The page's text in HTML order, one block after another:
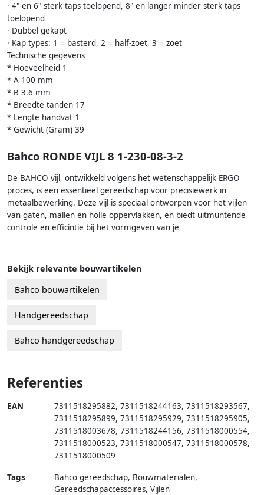
· 4" en 6" sterk taps toelopend, 8" en langer minder sterk taps
toelopend
· Dubbel gekapt
· Kap types: 1 = basterd, 2 = half-zoet, 3 = zoet
Technische gegevens
* Hoeveelheid 1
* A 100 mm
* B 3.6 mm
* Breedte tanden 17
* Lengte handvat 1
* Gewicht (Gram) 39
Bahco RONDE VIJL 8 1-230-08-3-2
De BAHCO vijl, ontwikkeld volgens het wetenschappelijk ERGO
proces, is een essentieel gereedschap voor precisiewerk in
metaalbewerking. Deze vijl is speciaal ontworpen voor het vijlen
van gaten, mallen en holle oppervlakken, en biedt uitmuntende
controle en efficintie bij het vormgeven van je
Bekijk relevante bouwartikelen
Bahco bouwartikelen
Handgereedschap
Bahco handgereedschap
Referenties
EAN 7311518295882, 7311518244163, 7311518293567,
7311518295899, 7311518295929, 7311518295905,
7311518003678, 7311518244156, 7311518000554,
7311518000523, 7311518000547, 7311518000578,
7311518000509
Tags
Bahco gereedschap, Bouwmaterialen,
Gereedschapaccessoires, Vijlen